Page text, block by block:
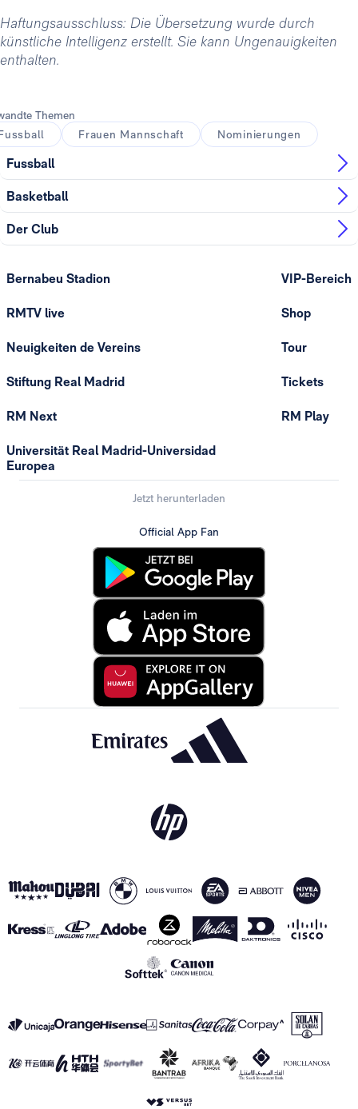
Haftungsausschluss: Die Übersetzung wurde durch
künstliche Intelligenz erstellt. Sie kann Ungenauigkeiten
enthalten.
Themen
Frauen Mannschaft Nominierungen
Fussball
Basketball
Der Club
Bernabeu Stadion
RMTV live
Neuigkeiten de Vereins
Stiftung Real Madrid
RM Next
Universität Real Madrid-Universidad
Europea
VIP-Bereich
Shop
Tour
Tickets
RM Play
Jetzt herunterladen
Official App Fan